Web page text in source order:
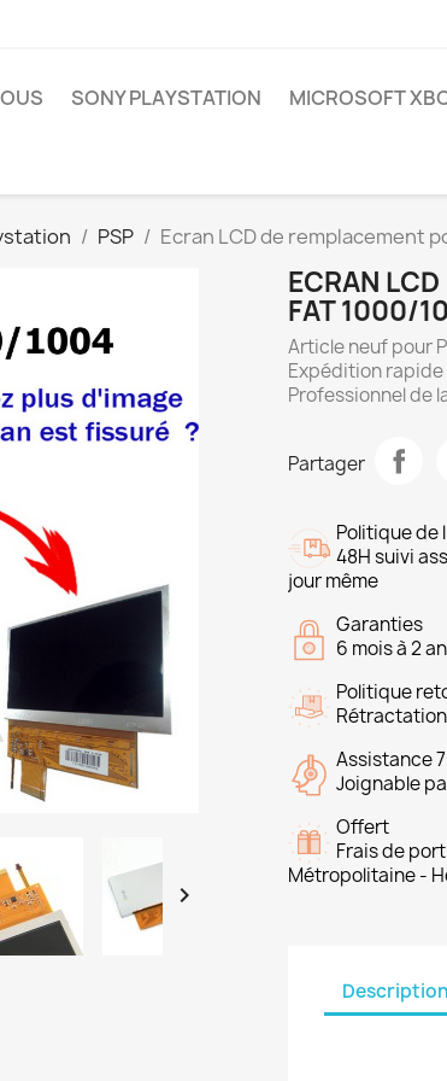
SONY PLAYSTATION MICROSOFT
PSP Ecran LCD de remplacement

ECRAN
FAT 1000/
Article neuf pour
Expédition
Professionnel de
Partager
Politique de
48H suivi
jour même
Garanties
6 mois à 2
Politique
Assistance
Joignable
Offert
Frais de
Métropolitaine -
Description